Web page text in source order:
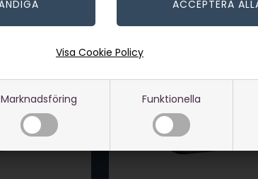
Marknadsföring Funktionella
Visa Cookie Policy